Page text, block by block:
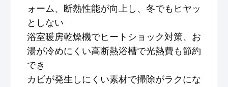
ォーム、断熱性能が向上し、冬でもヒヤッ
としない
浴室暖房乾燥機でヒートショック対策、お
湯が冷めにくい高断熱浴槽で光熱費も節約
でき
カビが発生しにくい素材で掃除がラクにな